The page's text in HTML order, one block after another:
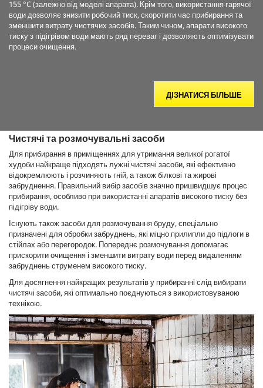
155 °C (залежно від моделі апарата). Крім того, використання гарячої
води дозволяє знизити робочий тиск, скоротити час прибирання та
зменшити витрату чистячих засобів. Таким чином, апарати високого
тиску з підігрівом води мають ряд переваг і дозволяють оптимізувати
процеси очищення.
ДІЗНАТИСЯ БІЛЬШЕ
Чистячі та розмочувальні засоби
Для прибирання в приміщеннях для утримання великої рогатої
худоби найкраще підходять лужні чистячі засоби, які ефективно
відокремлюють і розчиняють гній, а також білкові та жирові
забруднення. Правильний вибір засобів значно пришвидшує процес
прибирання, особливо при використанні апаратів високого тиску без
підігріву води.
Існують також засоби для розмочування бруду, спеціально
призначені для обробки забруднень, які міцно прилипли до підлоги в
стійлах або перегородок. Попереднє розмочування допомагає
прискорити очищення і зменшити витрату води перед видаленням
забруднень струменем високого тиску.
Для досягнення найкращих результатів у прибиранні слід вибирати
чистячі засоби, які оптимально поєднуються з використовуваною
технікою.